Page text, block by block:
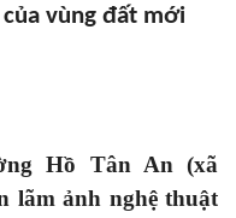
vùng đất mới
Hồ Tân An (xã
lãm ảnh nghệ thuật